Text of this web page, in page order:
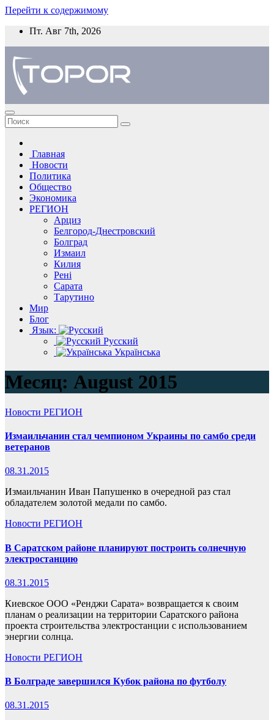
Перейти к содержимому
Пт. Авг 7th, 2026
Главная
Новости
Политика
Общество
Экономика
РЕГИОН
Арциз
Белгород-Днестровский
Болград
Измаил
Килия
Рені
Сарата
Тарутино
Мир
Блог
Язык:
Русский
Українська
Месяц: August 2015
Новости РЕГИОН
Измаильчанин стал чемпионом Украины по самбо среди
ветеранов
08.31.2015
Измаильчанин Иван Папушенко в очередной раз стал
обладателем золотой медали по самбо.
Новости РЕГИОН
В Саратском районе планируют построить солнечную
электростанцию
08.31.2015
Киевское ООО «Ренджи Сарата» возвращается к своим
планам о реализации на территории Саратского района
проекта строительства электростанции с использованием
энергии солнца.
Новости РЕГИОН
В Болграде завершился Кубок района по футболу
08.31.2015